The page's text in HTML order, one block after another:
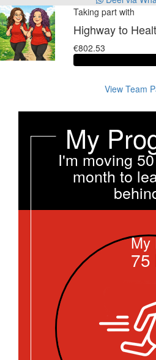
Taking part with
Highway to
€802.53
View Team
My
I'm moving
month to
My
75